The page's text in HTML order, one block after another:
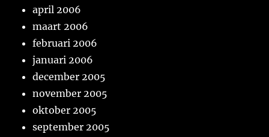
april 2006
maart 2006
februari 2006
januari 2006
december 2005
november 2005
oktober 2005
september 2005